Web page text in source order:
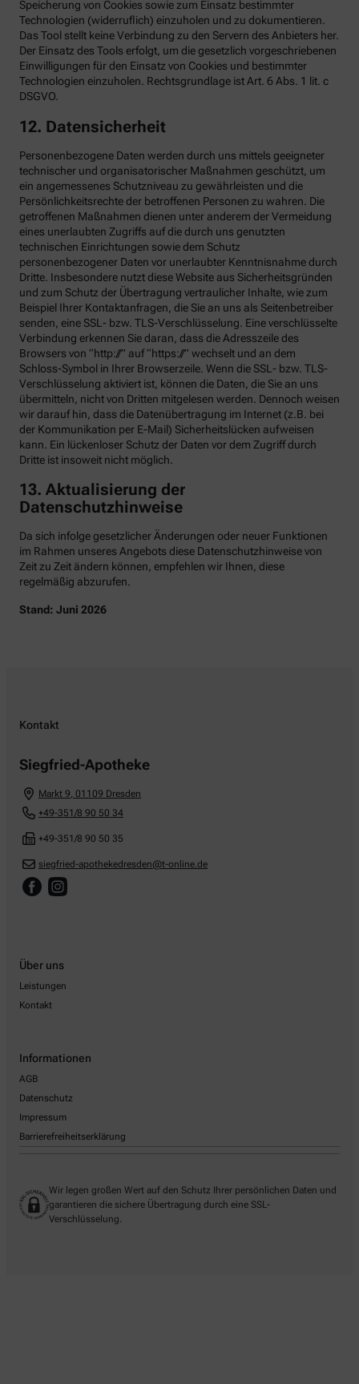
Speicherung von Cookies sowie zum Einsatz bestimmter
Technologien (widerruflich) einzuholen und zu dokumentieren.
Das Tool stellt keine Verbindung zu den Servern des Anbieters her.
Der Einsatz des Tools erfolgt, um die gesetzlich vorgeschriebenen
Einwilligungen für den Einsatz von Cookies und bestimmter
Technologien einzuholen. Rechtsgrundlage ist Art. 6 Abs. 1 lit. c
DSGVO.
12. Datensicherheit
Personenbezogene Daten werden durch uns mittels geeigneter
technischer und organisatorischer Maßnahmen geschützt, um
ein angemessenes Schutzniveau zu gewährleisten und die
Persönlichkeitsrechte der betroffenen Personen zu wahren. Die
getroffenen Maßnahmen dienen unter anderem der Vermeidung
eines unerlaubten Zugriffs auf die durch uns genutzten
technischen Einrichtungen sowie dem Schutz
personenbezogener Daten vor unerlaubter Kenntnisnahme durch
Dritte. Insbesondere nutzt diese Website aus Sicherheitsgründen
und zum Schutz der Übertragung vertraulicher Inhalte, wie zum
Beispiel Ihrer Kontaktanfragen, die Sie an uns als Seitenbetreiber
senden, eine SSL- bzw. TLS-Verschlüsselung. Eine verschlüsselte
Verbindung erkennen Sie daran, dass die Adresszeile des
Browsers von “http://” auf “https://” wechselt und an dem
Schloss-Symbol in Ihrer Browserzeile. Wenn die SSL- bzw. TLS-
Verschlüsselung aktiviert ist, können die Daten, die Sie an uns
übermitteln, nicht von Dritten mitgelesen werden. Dennoch weisen
wir darauf hin, dass die Datenübertragung im Internet (z.B. bei
der Kommunikation per E-Mail) Sicherheitslücken aufweisen
kann. Ein lückenloser Schutz der Daten vor dem Zugriff durch
Dritte ist insoweit nicht möglich.
13. Aktualisierung der
Datenschutzhinweise
Da sich infolge gesetzlicher Änderungen oder neuer Funktionen
im Rahmen unseres Angebots diese Datenschutzhinweise von
Zeit zu Zeit ändern können, empfehlen wir Ihnen, diese
regelmäßig abzurufen.
Stand: Juni 2026
Kontakt
Siegfried-Apotheke
Markt 9, 01109 Dresden
+49-351/8 90 50 34
+49-351/8 90 50 35
siegfried-apothekedresden@t-online.de
Über uns
Leistungen
Kontakt
Informationen
AGB
Datenschutz
Impressum
Barrierefreiheitserklärung
Wir legen großen Wert auf den Schutz Ihrer persönlichen Daten und
garantieren die sichere Übertragung durch eine SSL-
Verschlüsselung.